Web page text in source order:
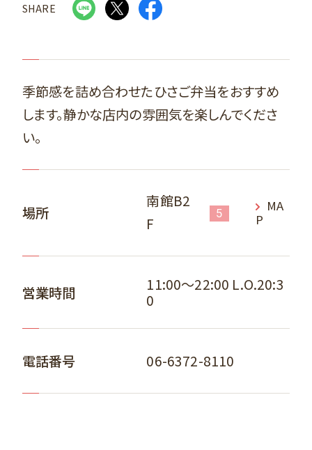
SHARE
季節感を詰め合わせたひさご弁当をおすすめ
します。静かな店内の雰囲気を楽しんでくださ
い。
場所
南館B2
F
5
MA
P
営業時間
11:00～22:00 L.O.20:3
0
電話番号 06-6372-8110